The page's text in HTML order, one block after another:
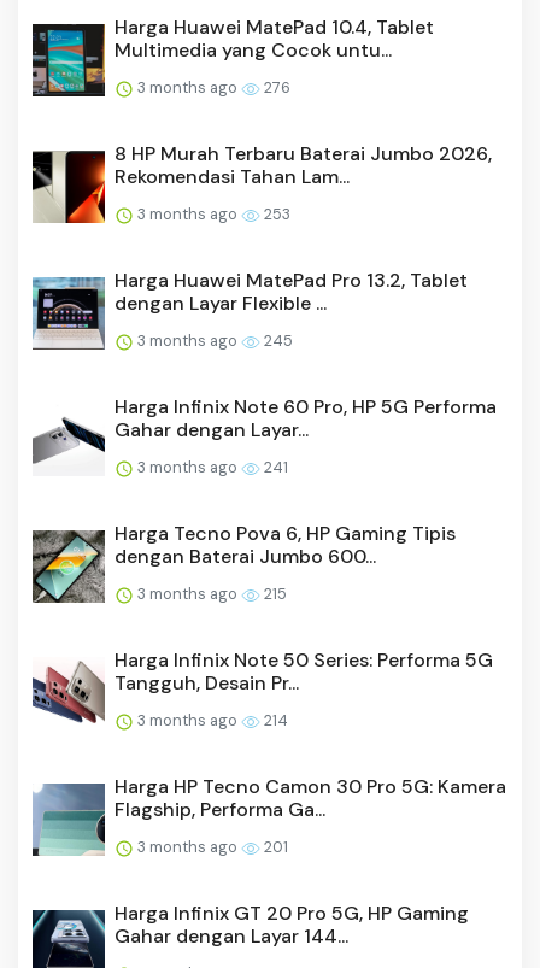
Harga Huawei MatePad 10.4, Tablet
Multimedia yang Cocok untu...
3 months ago 276
8 HP Murah Terbaru Baterai Jumbo 2026,
Rekomendasi Tahan Lam...
3 months ago 253
Harga Huawei MatePad Pro 13.2, Tablet
dengan Layar Flexible ...
3 months ago 245
Harga Infinix Note 60 Pro, HP 5G Performa
Gahar dengan Layar...
3 months ago 241
Harga Tecno Pova 6, HP Gaming Tipis
dengan Baterai Jumbo 600...
3 months ago 215
Harga Infinix Note 50 Series: Performa 5G
Tangguh, Desain Pr...
3 months ago 214
Harga HP Tecno Camon 30 Pro 5G: Kamera
Flagship, Performa Ga...
3 months ago 201
Harga Infinix GT 20 Pro 5G, HP Gaming
Gahar dengan Layar 144...